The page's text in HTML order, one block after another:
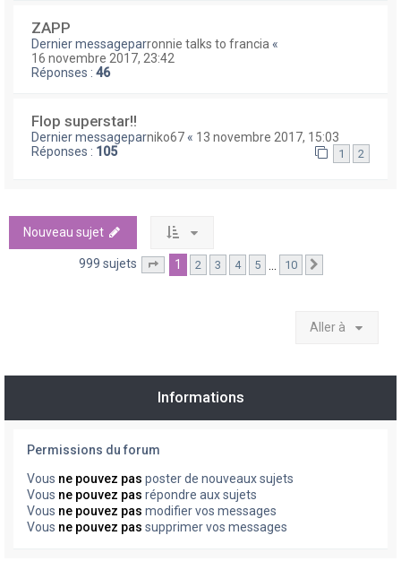
ZAPP
Dernier messageparronnie talks to francia «
16 novembre 2017, 23:42
Réponses : 46
Flop superstar!!
Dernier messageparniko67 « 13 novembre 2017, 15:03
Réponses : 105 1 2
Nouveau sujet
999 sujets Page sur10
1 2 3 4 5 10
Aller à
Informations
Permissions du forum
Vous ne pouvez pas poster de nouveaux sujets
Vous ne pouvez pas répondre aux sujets
Vous ne pouvez pas modifier vos messages
Vous ne pouvez pas supprimer vos messages